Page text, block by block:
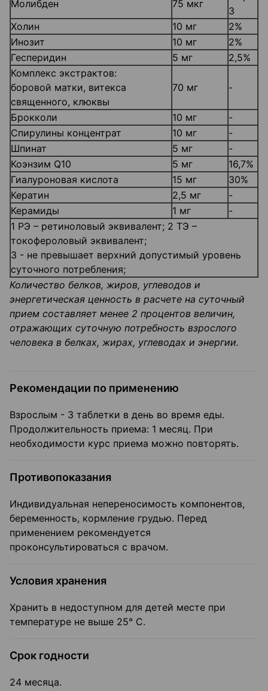
Молибден 75 мкг
3
Холин
10 мг
2%
Инозит
10 мг
2%
Гесперидин
5 мг
2,5%
Комплекс экстрактов:
боровой матки, витекса
священного, клюквы
70 мг -
Брокколи 10 мг
-
Спирулины концентрат
10 мг
-
Шпинат
5 мг
-
Коэнзим Q10
5 мг
16,7%
Гиалуроновая кислота
15 мг
30%
Кератин
2,5 мг
-
Керамиды
1 мг
-
1 РЭ – ретиноловый эквивалент; 2 ТЭ –
токофероловый эквивалент;
3 - не превышает верхний допустимый уровень
суточного потребления;
Количество белков, жиров, углеводов и
энергетическая ценность в расчете на суточный
прием составляет менее 2 процентов величин,
отражающих суточную потребность взрослого
человека в белках, жирах, углеводах и энергии.
Рекомендации по применению
Взрослым - 3 таблетки в день во время еды.
Продолжительность приема: 1 месяц. При
необходимости курс приема можно повторять.
Противопоказания
Индивидуальная непереносимость компонентов,
беременность, кормление грудью. Перед
применением рекомендуется
проконсультироваться с врачом.
Условия хранения
Хранить в недоступном для детей месте при
температуре не выше 25° С.
Срок годности
24 месяца.